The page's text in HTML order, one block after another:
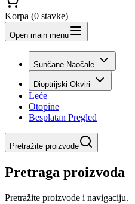
Korpa (0 stavke)
Open main menu
Sunčane Naočale
Dioptrijski Okviri
Leće
Otopine
Besplatan Pregled
Pretražite proizvode
Pretraga proizvoda
Pretražite proizvode i navigaciju.